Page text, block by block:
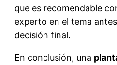
que es recomendable
experto en el tema
decisión final.
En conclusión, una